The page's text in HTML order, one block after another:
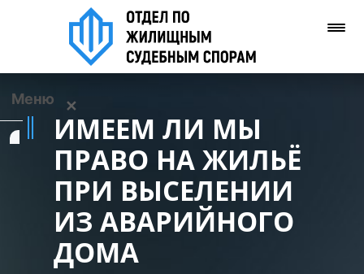
Меню ✕
ИМЕЕМ ЛИ МЫ
ПРАВО НА ЖИЛЬЁ
ПРИ ВЫСЕЛЕНИИ
ИЗ АВАРИЙНОГО
ДОМА